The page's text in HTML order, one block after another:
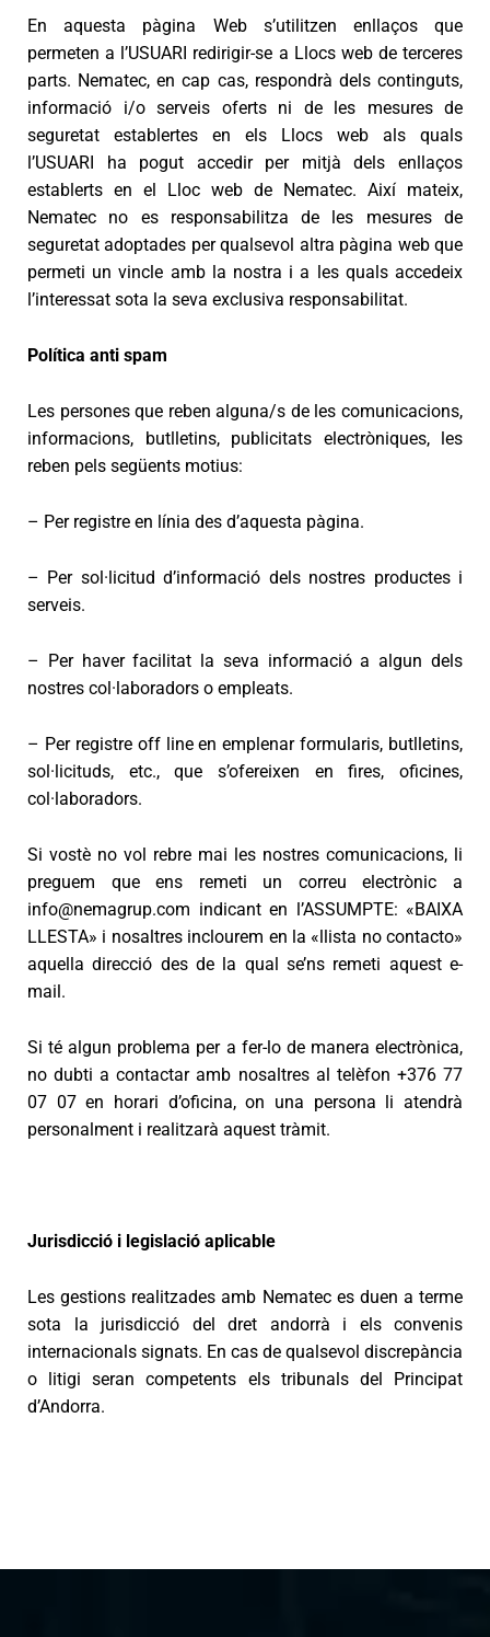
En aquesta pàgina Web s’utilitzen enllaços que
permeten a l’USUARI redirigir-se a Llocs web de terceres
parts. Nematec, en cap cas, respondrà dels continguts,
informació i/o serveis oferts ni de les mesures de
seguretat establertes en els Llocs web als quals
l’USUARI ha pogut accedir per mitjà dels enllaços
establerts en el Lloc web de Nematec. Així mateix,
Nematec no es responsabilitza de les mesures de
seguretat adoptades per qualsevol altra pàgina web que
permeti un vincle amb la nostra i a les quals accedeix
l’interessat sota la seva exclusiva responsabilitat.
Política anti spam
Les persones que reben alguna/s de les comunicacions,
informacions, butlletins, publicitats electròniques, les
reben pels següents motius:
– Per registre en línia des d’aquesta pàgina.
– Per sol·licitud d’informació dels nostres productes i
serveis.
– Per haver facilitat la seva informació a algun dels
nostres col·laboradors o empleats.
– Per registre off line en emplenar formularis, butlletins,
sol·licituds, etc., que s’ofereixen en fires, oficines,
col·laboradors.
Si vostè no vol rebre mai les nostres comunicacions, li
preguem que ens remeti un correu electrònic a
info@nemagrup.com indicant en l’ASSUMPTE: «BAIXA
LLESTA» i nosaltres inclourem en la «llista no contacto»
aquella direcció des de la qual se’ns remeti aquest e-
mail.
Si té algun problema per a fer-lo de manera electrònica,
no dubti a contactar amb nosaltres al telèfon +376 77
07 07 en horari d’oficina, on una persona li atendrà
personalment i realitzarà aquest tràmit.
Jurisdicció i legislació aplicable
Les gestions realitzades amb Nematec es duen a terme
sota la jurisdicció del dret andorrà i els convenis
internacionals signats. En cas de qualsevol discrepància
o litigi seran competents els tribunals del Principat
d’Andorra.